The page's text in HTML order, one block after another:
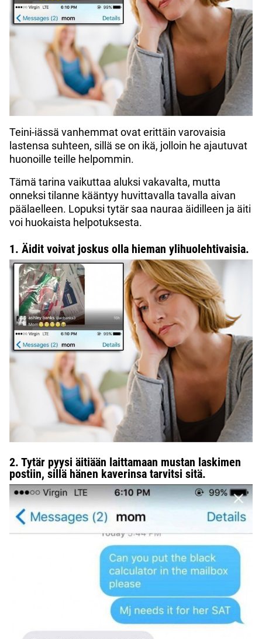
Teini-iässä vanhemmat ovat erittäin varovaisia
lastensa suhteen, sillä se on ikä, jolloin he ajautuvat
huonoille teille helpommin.
Tämä tarina vaikuttaa aluksi vakavalta, mutta
onneksi tilanne kääntyy huvittavalla tavalla aivan
päälaelleen. Lopuksi tytär saa nauraa äidilleen ja äiti
voi huokaista helpotuksesta.
1. Äidit voivat joskus olla hieman ylihuolehtivaisia.
2. Tytär pyysi äitiään laittamaan mustan laskimen
postiin, sillä hänen kaverinsa tarvitsi sitä.